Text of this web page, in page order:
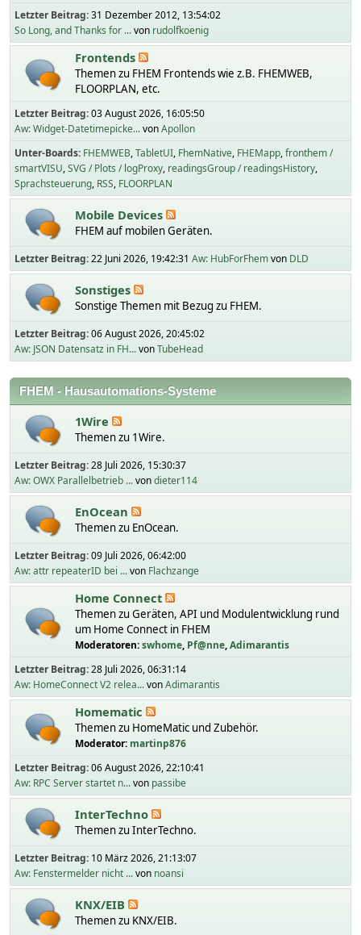
Letzter Beitrag:31 Dezember 2012, 13:54:02
So Long, and Thanks for ...von rudolfkoenig
Frontends
Themen zu FHEM Frontends wie z.B. FHEMWEB,
FLOORPLAN, etc.
Letzter Beitrag:03 August 2026, 16:05:50
Aw: Widget-Datetimepicke...vonApollon
Unter-Boards FHEMWEB TabletUI FhemNative FHEMapp fronthem /
smartVISU SVG / Plots / logProxy readingsGroup / readingsHistory
Sprachsteuerung RSS FLOORPLAN
Mobile Devices
FHEM auf mobilen Geräten.
Letzter Beitrag:22 Juni 2026, 19:42:31 Aw: HubForFhemvon DLD
Sonstiges
Sonstige Themen mit Bezug zu FHEM.
Letzter Beitrag:06 August 2026, 20:45:02
Aw: JSON Datensatz in FH...vonTubeHead
FHEM - Hausautomations-Systeme
1Wire
Themen zu 1Wire.
Letzter Beitrag:28 Juli 2026, 15:30:37
Aw: OWX Parallelbetrieb ...vondieter114
EnOcean
Themen zu EnOcean.
Letzter Beitrag:09 Juli 2026, 06:42:00
Aw: attr repeaterID bei ...von Flachzange
Home Connect
Themen zu Geräten, API und Modulentwicklung rund
um Home Connect in FHEM
Moderatoren:swhome, Pf@nne,Adimarantis
Letzter Beitrag:28 Juli 2026, 06:31:14
Aw: HomeConnect V2 relea...vonAdimarantis
Homematic
Themen zu HomeMatic und Zubehör.
Moderator: martinp876
Letzter Beitrag:06 August 2026, 22:10:41
Aw: RPC Server startet n...von passibe
InterTechno
Themen zu InterTechno.
Letzter Beitrag: 10 März 2026, 21:13:07
Aw: Fenstermelder nicht ...von noansi
KNX/EIB
Themen zu KNX/EIB.